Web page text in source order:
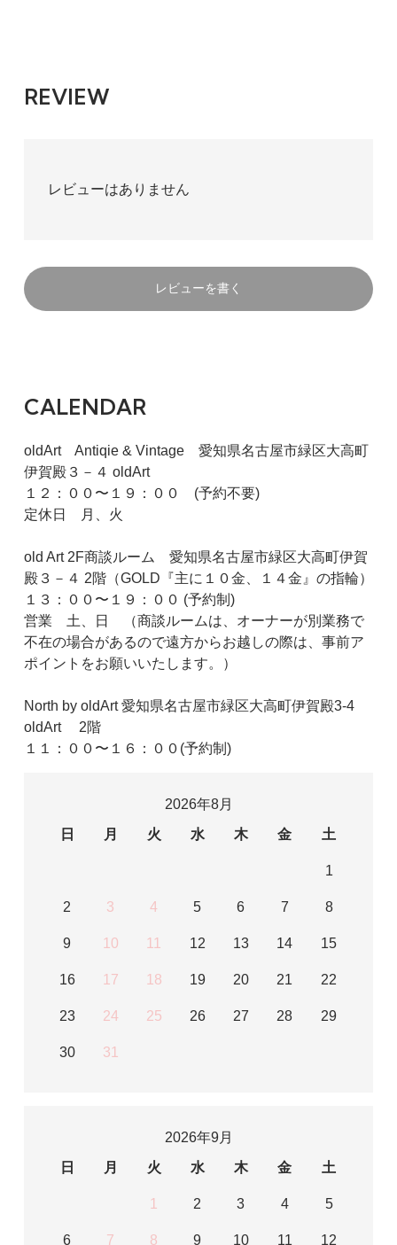
REVIEW
レビューはありません
レビューを書く
CALENDAR
oldArt Antiqie & Vintage 愛知県名古屋市緑区大高町
伊賀殿３－４ oldArt
１２：００〜１９：００ (予約不要)
定休日 月、火
old Art 2F商談ルーム 愛知県名古屋市緑区大高町伊賀
殿３－４ 2階（GOLD『主に１０金、１４金』の指輪）
１３：００〜１９：００ (予約制)
営業 土、日 （商談ルームは、オーナーが別業務で
不在の場合があるので遠方からお越しの際は、事前ア
ポイントをお願いいたします。）
North by oldArt 愛知県名古屋市緑区大高町伊賀殿3-4
oldArt 2階
１１：００〜１６：００(予約制)
2026年8月
日
月 火 水 木 金 土
1
2 3 4 5 6 7 8
9 10 11 12 13 14 15
16 17 18 19 20 21 22
23 24 25 26 27 28 29
30 31
2026年9月
日
月 火 水 木 金 土
1 2 3 4 5
6 7 8 9 10 11 12